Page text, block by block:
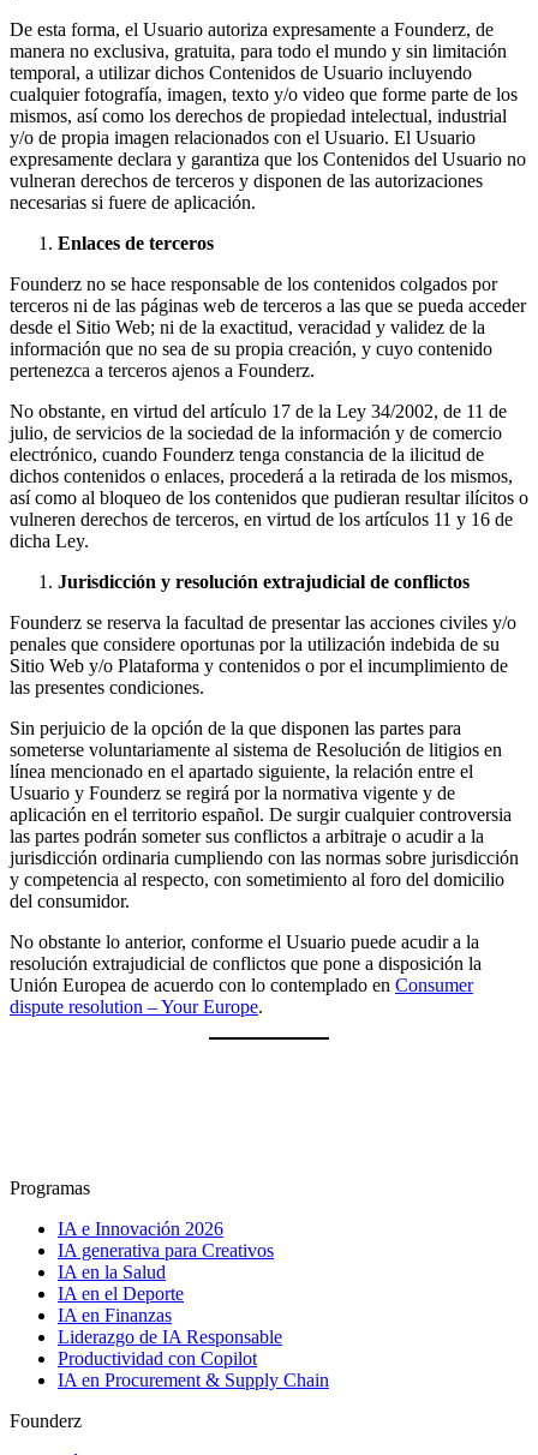
De esta forma, el Usuario autoriza expresamente a Founderz, de
manera no exclusiva, gratuita, para todo el mundo y sin limitación
temporal, a utilizar dichos Contenidos de Usuario incluyendo
cualquier fotografía, imagen, texto y/o video que forme parte de los
mismos, así como los derechos de propiedad intelectual, industrial
y/o de propia imagen relacionados con el Usuario. El Usuario
expresamente declara y garantiza que los Contenidos del Usuario no
vulneran derechos de terceros y disponen de las autorizaciones
necesarias si fuere de aplicación.
Enlaces de terceros
Founderz no se hace responsable de los contenidos colgados por
terceros ni de las páginas web de terceros a las que se pueda acceder
desde el Sitio Web; ni de la exactitud, veracidad y validez de la
información que no sea de su propia creación, y cuyo contenido
pertenezca a terceros ajenos a Founderz.
No obstante, en virtud del artículo 17 de la Ley 34/2002, de 11 de
julio, de servicios de la sociedad de la información y de comercio
electrónico, cuando Founderz tenga constancia de la ilicitud de
dichos contenidos o enlaces, procederá a la retirada de los mismos,
así como al bloqueo de los contenidos que pudieran resultar ilícitos o
vulneren derechos de terceros, en virtud de los artículos 11 y 16 de
dicha Ley.
Jurisdicción y resolución extrajudicial de conflictos
Founderz se reserva la facultad de presentar las acciones civiles y/o
penales que considere oportunas por la utilización indebida de su
Sitio Web y/o Plataforma y contenidos o por el incumplimiento de
las presentes condiciones.
Sin perjuicio de la opción de la que disponen las partes para
someterse voluntariamente al sistema de Resolución de litigios en
línea mencionado en el apartado siguiente, la relación entre el
Usuario y Founderz se regirá por la normativa vigente y de
aplicación en el territorio español. De surgir cualquier controversia
las partes podrán someter sus conflictos a arbitraje o acudir a la
jurisdicción ordinaria cumpliendo con las normas sobre jurisdicción
y competencia al respecto, con sometimiento al foro del domicilio
del consumidor.
No obstante lo anterior, conforme el Usuario puede acudir a la
resolución extrajudicial de conflictos que pone a disposición la
Unión Europea de acuerdo con lo contemplado en Consumer
dispute resolution – Your Europe.
Programas
IA e Innovación 2026
IA generativa para Creativos
IA en la Salud
IA en el Deporte
IA en Finanzas
Liderazgo de IA Responsable
Productividad con Copilot
IA en Procurement & Supply Chain
Founderz